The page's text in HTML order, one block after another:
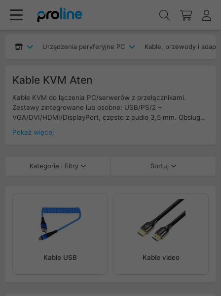
Urządzenia peryferyjne PC Kable, przewody i
Kable KVM Aten
Kable KVM do łączenia PC/serwerów z przełącznikami.
Zestawy zintegrowane lub osobne: USB/PS/2 +
VGA/DVI/HDMI/DisplayPort, często z audio 3,5 mm. Obsługa
podwójne ekranowanie, odlewane wtyki; długości 0,5–10 m.
audio i układzie złączy.
Pokaż więcej
Kategorie i filtry Sortuj
Kable USB Kable video